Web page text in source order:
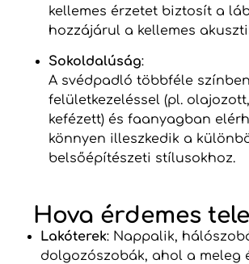
kellemes érzetet biztosít a
hozzájárul a kellemes
Sokoldalúság:
A svédpadló többféle
felületkezeléssel (pl.
kefézett) és faanyagban
könnyen illeszkedik a
belsőépítészeti stílusokhoz.
Hova érdemes
Lakóterek: Nappalik,
dolgozószobák, ahol a meleg